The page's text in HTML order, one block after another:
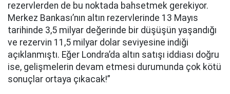
rezervlerden de bu noktada bahsetmek gerekiyor.
Merkez Bankası’nın altın rezervlerinde 13 Mayıs
tarihinde 3,5 milyar değerinde bir düşüşün yaşandığı
ve rezervin 11,5 milyar dolar seviyesine indiği
açıklanmıştı. Eğer Londra’da altın satışı iddiası doğru
ise, gelişmelerin devam etmesi durumunda çok kötü
sonuçlar ortaya çıkacak!”